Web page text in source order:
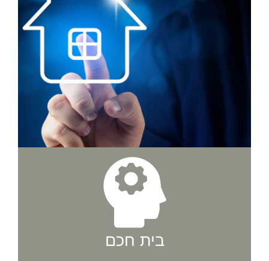
בית חכם